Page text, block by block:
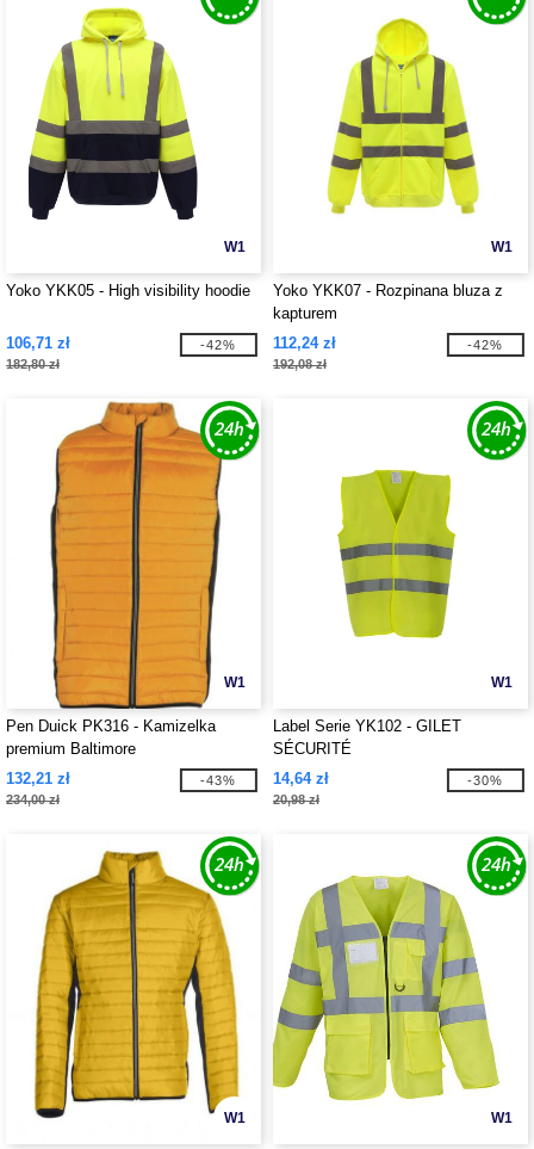
W1
Yoko YKK05 - High visibility hoodie
106,71 zł
182,80 zł
-42%
W1
Yoko YKK07 - Rozpinana bluza z
kapturem
112,24 zł
192,08 zł
-42%
W1
Pen Duick PK316 - Kamizelka
premium Baltimore
132,21 zł
234,00 zł
-43%
W1
Label Serie YK102 - GILET
SÉCURITÉ
14,64 zł
20,98 zł
-30%
W1 W1